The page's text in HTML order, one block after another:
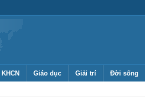
KHCN Giáo dục Giải trí Đời sống